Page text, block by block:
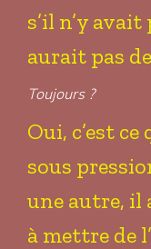
s’il n’y
aurait pas
Toujours ?
Oui, c’est
sous
une autre, il
à mettre de